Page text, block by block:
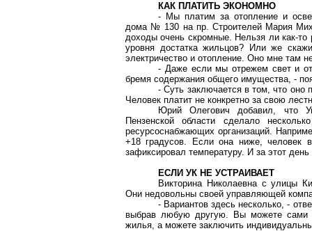
КАК ПЛАТИТЬ ЭКОНОМНО
- Мы платим за отопление и
дома № 130 на пр. Строителей Мария
доходы очень скромные. Нельзя ли как-то
уровня достатка жильцов? Или же
электричество и отопление. Оно мне там
- Даже если мы отрежем свет и
бремя содержания общего имущества, -
- Суть заключается в том, что
Человек платит не конкретно за свою
Юрий Олегович добавил, что
Пензенской области сделало
ресурсоснабжающих организаций.
+18 градусов. Если она ниже, человек
зафиксировал температуру. И за этот
ЕСЛИ УК НЕ УСТРАИВАЕТ
Викторина Николаевна с улицы
Они недовольны своей управляющей
- Вариантов здесь несколько, -
выбрав любую другую. Вы можете сами
жилья, а можете заключить